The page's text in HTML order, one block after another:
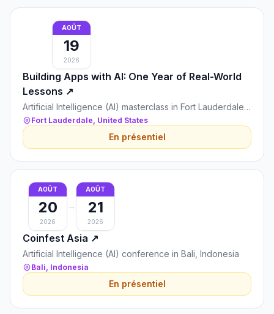
AOÛT
19
2026
Building Apps with AI: One Year of Real-World
Lessons ↗
Artificial Intelligence (AI) masterclass in Fort Lauderdale,
United States
Fort Lauderdale, United States
En présentiel
AOÛT
20
2026
→
AOÛT
21
2026
Coinfest Asia ↗
Artificial Intelligence (AI) conference in Bali, Indonesia
Bali, Indonesia
En présentiel